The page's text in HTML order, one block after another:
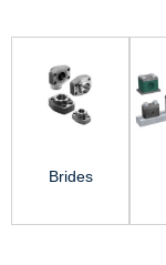
Brides